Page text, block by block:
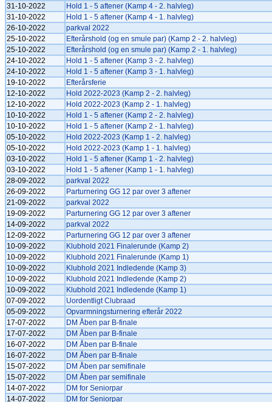
31-10-2022
Hold 1 - 5 aftener (Kamp 4 - 2. halvleg)
31-10-2022
Hold 1 - 5 aftener (Kamp 4 - 1. halvleg)
26-10-2022
parkval 2022
25-10-2022
Efterårshold (og en smule par) (Kamp 2 - 2. halvleg)
25-10-2022
Efterårshold (og en smule par) (Kamp 2 - 1. halvleg)
24-10-2022
Hold 1 - 5 aftener (Kamp 3 - 2. halvleg)
24-10-2022
Hold 1 - 5 aftener (Kamp 3 - 1. halvleg)
19-10-2022
Efterårsferie
12-10-2022
Hold 2022-2023 (Kamp 2 - 2. halvleg)
12-10-2022
Hold 2022-2023 (Kamp 2 - 1. halvleg)
10-10-2022
Hold 1 - 5 aftener (Kamp 2 - 2. halvleg)
10-10-2022
Hold 1 - 5 aftener (Kamp 2 - 1. halvleg)
05-10-2022
Hold 2022-2023 (Kamp 1 - 2. halvleg)
05-10-2022
Hold 2022-2023 (Kamp 1 - 1. halvleg)
03-10-2022
Hold 1 - 5 aftener (Kamp 1 - 2. halvleg)
03-10-2022
Hold 1 - 5 aftener (Kamp 1 - 1. halvleg)
28-09-2022
parkval 2022
26-09-2022
Parturnering GG 12 par over 3 aftener
21-09-2022
parkval 2022
19-09-2022
Parturnering GG 12 par over 3 aftener
14-09-2022
parkval 2022
12-09-2022
Parturnering GG 12 par over 3 aftener
10-09-2022
Klubhold 2021 Finalerunde (Kamp 2)
10-09-2022
Klubhold 2021 Finalerunde (Kamp 1)
10-09-2022
Klubhold 2021 Indledende (Kamp 3)
10-09-2022
Klubhold 2021 Indledende (Kamp 2)
10-09-2022
Klubhold 2021 Indledende (Kamp 1)
07-09-2022
Uordentligt Clubraad
05-09-2022
Opvarmningsturnering efterår 2022
17-07-2022
DM Åben par B-finale
17-07-2022
DM Åben par B-finale
16-07-2022
DM Åben par B-finale
16-07-2022
DM Åben par B-finale
15-07-2022
DM Åben par semifinale
15-07-2022
DM Åben par semifinale
14-07-2022
DM for Seniorpar
14-07-2022
DM for Seniorpar